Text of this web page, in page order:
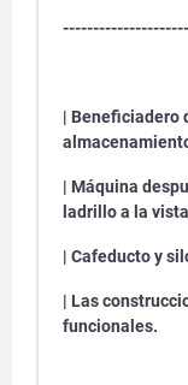
| Beneficiadero
| Máquina
ladrillo a la vista
| Cafeducto y
| Las
funcionales.